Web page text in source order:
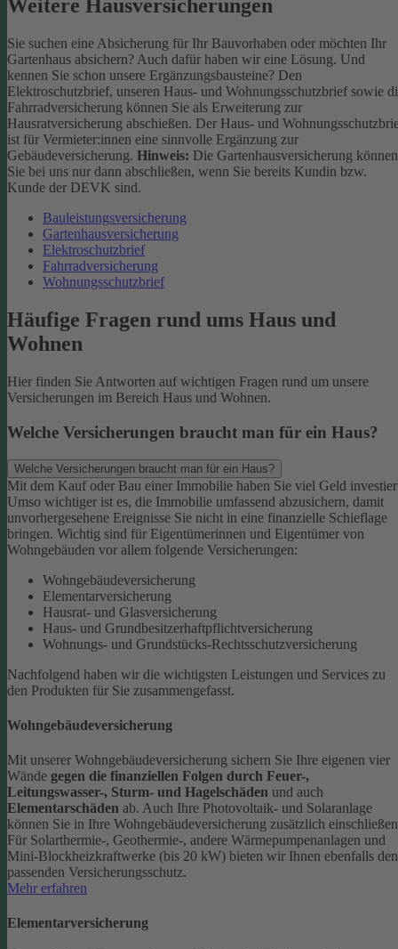
Weitere Hausversicherungen
Sie suchen eine Absicherung für Ihr Bauvorhaben oder möchten Ihr
Gartenhaus absichern? Auch dafür haben wir eine Lösung. Und
kennen Sie schon unsere Ergänzungsbausteine? Den
Elektroschutzbrief, unseren Haus- und Wohnungsschutzbrief sowie
Fahrradversicherung können Sie als Erweiterung zur
Hausratversicherung abschießen. Der Haus- und
ist für Vermieter:innen eine sinnvolle Ergänzung zur
Gebäudeversicherung. Hinweis: Die Gartenhausversicherung können
Sie bei uns nur dann abschließen, wenn Sie bereits Kundin bzw.
Kunde der DEVK sind.
Bauleistungsversicherung
Gartenhausversicherung
Elektroschutzbrief
Fahrradversicherung
Wohnungsschutzbrief
Häufige Fragen rund ums Haus und
Wohnen
Hier finden Sie Antworten auf wichtigen Fragen rund um unsere
Versicherungen im Bereich Haus und Wohnen.
Welche Versicherungen braucht man für ein Haus?
Welche Versicherungen braucht man für ein Haus?
Mit dem Kauf oder Bau einer Immobilie haben Sie viel Geld
Umso wichtiger ist es, die Immobilie umfassend abzusichern, damit
unvorhergesehene Ereignisse Sie nicht in eine finanzielle Schieflage
bringen. Wichtig sind für Eigentümerinnen und Eigentümer von
Wohngebäuden vor allem folgende Versicherungen:
Wohngebäudeversicherung
Elementarversicherung
Hausrat- und Glasversicherung
Haus- und Grundbesitzerhaftpflichtversicherung
Wohnungs- und Grundstücks-Rechtsschutzversicherung
Nachfolgend haben wir die wichtigsten Leistungen und Services zu
den Produkten für Sie zusammengefasst.
Wohngebäudeversicherung
Mit unserer Wohngebäudeversicherung sichern Sie Ihre eigenen vier
Wände gegen die finanziellen Folgen durch Feuer-,
Leitungswasser-, Sturm- und Hagelschäden und auch
Elementarschäden ab. Auch Ihre Photovoltaik- und Solaranlage
können Sie in Ihre Wohngebäudeversicherung zusätzlich
Für Solarthermie-, Geothermie-, andere Wärmepumpenanlagen und
Mini-Blockheizkraftwerke (bis 20 kW) bieten wir Ihnen ebenfalls den
passenden Versicherungsschutz.
Mehr erfahren
Elementarversicherung